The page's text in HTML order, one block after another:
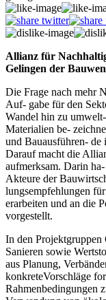
Allianz für
Gelingen der
Die Frage nach mehr
Auf- gabe für den
Wandel hin zu
Materialien be-
und Bauausführen-
Darauf macht die
aufmerksam. Darin
Akteure der
lungsempfehlungen
erarbeiten und an die
vorgestellt.
In den Projektgruppen
Sanieren sowie
aus Planung,
konkreteVorschläge
Rahmenbedingungen